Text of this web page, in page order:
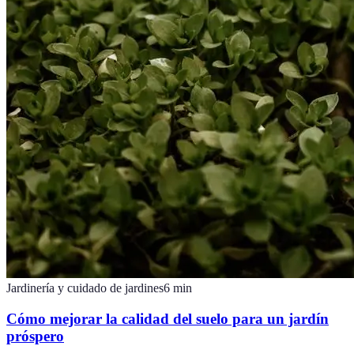
Jardinería y cuidado de jardines6 min
Cómo mejorar la calidad del suelo para un jardín
próspero